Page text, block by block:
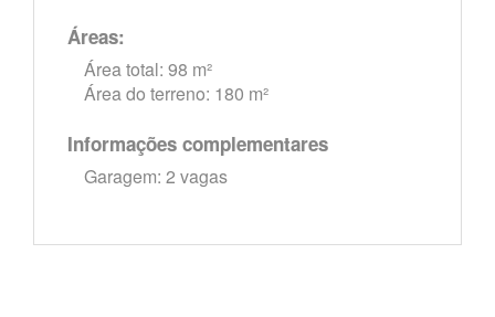
Áreas:
Área total: 98 m²
Área do terreno: 180 m²
Informações complementares
Garagem: 2 vagas